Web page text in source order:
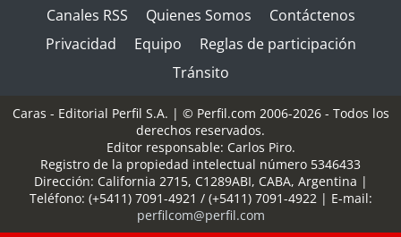
Canales RSS Quienes Somos
Contáctenos
Privacidad
Equipo
Reglas de participación
Tránsito
Caras - Editorial Perfil S.A. | © Perfil.com 2006-2026 - Todos los
derechos reservados.
Editor responsable: Carlos Piro.
Registro de la propiedad intelectual número 5346433
Dirección: California 2715, C1289ABI, CABA, Argentina |
Teléfono: (+5411) 7091-4921 / (+5411) 7091-4922| E-mail:
perfilcom@perfil.com